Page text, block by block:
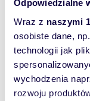
Odpowiedzialne
Wraz z naszymi
osobiste dane,
technologii jak
wychodzenia
rozwoju
oraz
Przełomową
atrakcyjność
bezpłatnej
2026 roku. To
domowych i
miasta jako